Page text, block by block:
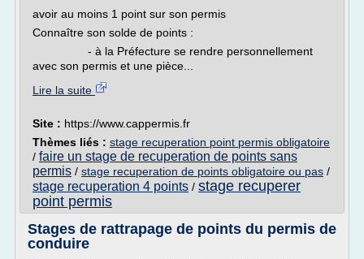
avoir au moins 1 point sur son permis
Connaître son solde de points :
- à la Préfecture se rendre personnellement
avec son permis et une pièce...
Lire la suite
Site : https://www.cappermis.fr
Thèmes liés : stage recuperation point permis obligatoire
/ faire un stage de recuperation de points sans
permis / stage recuperation de points obligatoire ou pas /
stage recuperation 4 points / stage recuperer
point permis
Stages de rattrapage de points du permis de
conduire